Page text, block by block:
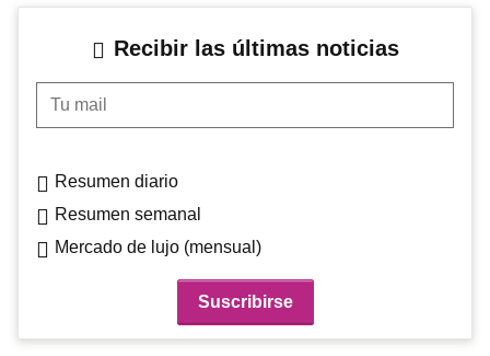
Recibir las últimas noticias
Tu mail
Resumen diario
Resumen semanal
Mercado de lujo (mensual)